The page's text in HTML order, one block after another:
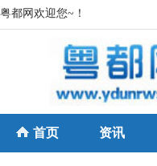
粤都网欢迎您~！
首页 资讯